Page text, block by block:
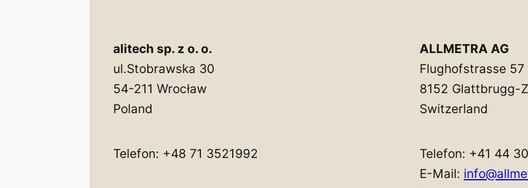
alitech sp. z o. o.
ul.Stobrawska 30
54-211 Wrocław
Poland
Telefon: +48 71 3521992
ALLMETRA AG
Flughofstrasse 57
8152 Glattbrugg-
Switzerland
Telefon: +41 44
E-Mail: